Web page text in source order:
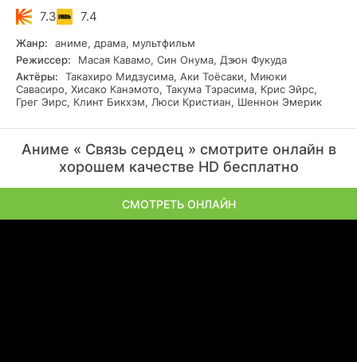
или пришельца, который некогда скрывался под маской
учителя Гото. Внезапно участники клуба начали временно
меняться телами, и это происходило непредсказуемым
образом, в парах или тройках.
7.3 7.4
Жанр:
аниме, драма, мультфильм
Режиссер:
Масая Кавамо, Син Онума, Дзюн Фукуда
Актёры:
Такахиро Мидзусима, Аки Тоёсаки, Миюки
Савасиро, Хисако Канэмото, Такума Тэрасима, Крис Эйрс,
Грег Эирс, Клинт Бикхэм, Люси Кристиан, Шеннон Эмерик
Аниме « Связь сердец » смотрите онлайн в
хорошем качестве HD бесплатно
СМОТРЕТЬ ОНЛАЙН